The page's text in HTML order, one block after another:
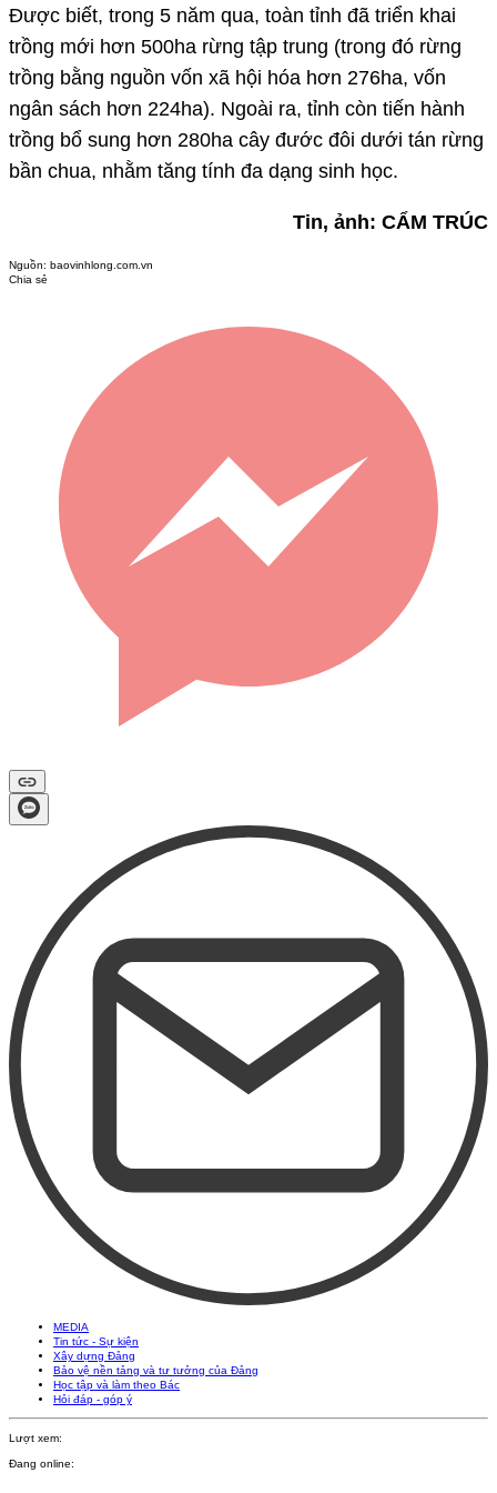
Được biết, trong 5 năm qua, toàn tỉnh đã triển khai
trồng mới hơn 500ha rừng tập trung (trong đó rừng
trồng bằng nguồn vốn xã hội hóa hơn 276ha, vốn
ngân sách hơn 224ha). Ngoài ra, tỉnh còn tiến hành
trồng bổ sung hơn 280ha cây đước đôi dưới tán rừng
bần chua, nhằm tăng tính đa dạng sinh học.
Tin, ảnh: CẨM TRÚC
Nguồn: baovinhlong.com.vn
Chia sẻ
MEDIA
Tin tức - Sự kiện
Xây dựng Đảng
Bảo vệ nền tảng và tư tưởng của Đảng
Học tập và làm theo Bác
Hỏi đáp - góp ý
Lượt xem:
Đang online: